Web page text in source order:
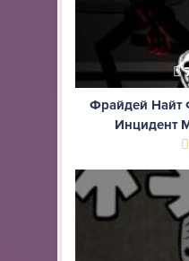
Фрайдей Найт
Инцидент